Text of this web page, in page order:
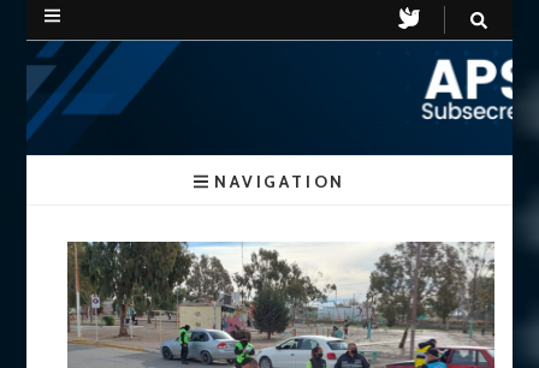
APSV
Chubut
Subsecretaria de Seguridad Vial
NAVIGATION